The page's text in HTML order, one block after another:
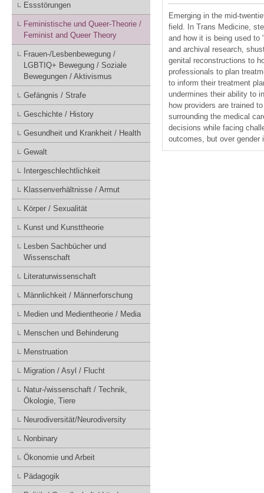
Essstörungen
Feministische und Queer-Theorie /
Feminist and Queer Theory
Frauen-/Lesbenbewegung /
LGBTIQ+ Bewegung / Soziale
Bewegungen / Aktivismus
Gefängnis / Strafe
Geschichte / History
Gesundheit und Krankheit / Health
Gewalt
Intergeschlechtlichkeit
Klassenverhältnisse / Armut
Körper / Sexualität
Kunst und Kunsttheorie
Lesben Sachbücher und
Wissenschaft
Literaturwissenschaft
Männlichkeit / Männerforschung
Medien und Medientheorie / Media
Menschen und Behinderung
Menstruation
Migration / Asyl / Flucht
Natur-/wissenschaft / Technik,
Ökologie, Tiere
Neurodiversität/Neurodiversity
Nonbinary
Ökonomie und Arbeit
Pädagogik
Emerging in the mid-
field. In Trans Medicine,
and how it is being used to
and archival research,
genital reconstructions to
professionals to plan
to inform their treatment
undermines their ability to
how providers are trained
surrounding the medical
decisions while facing
outcomes, but over gender